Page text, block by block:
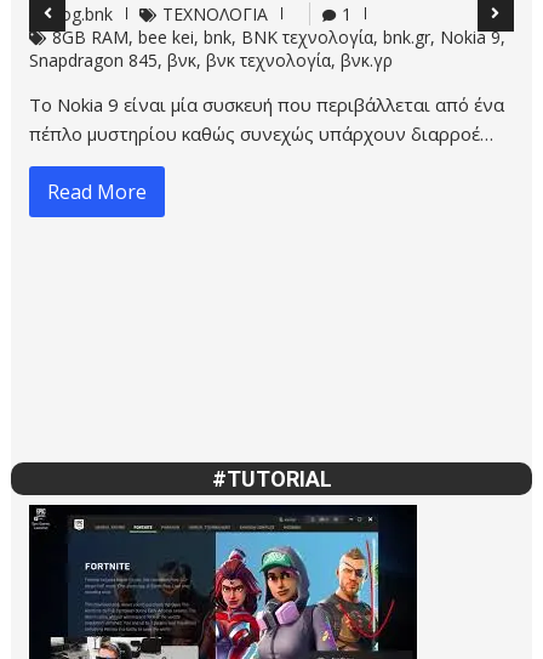
blog.bnk ΤΕΧΝΟΛΟΓΙΑ
1
8GB RAM,bee kei,bnk, BNK τεχνολογία,bnk.gr, Nokia 9,
Snapdragon 845,βνκ,βνκ τεχνολογία,βνκ.γρ
Το Nokia 9 είναι μία συσκευή που περιβάλλεται από ένα
πέπλο μυστηρίου καθώς συνεχώς υπάρχουν διαρροέ…
Read More
#TUTORIAL